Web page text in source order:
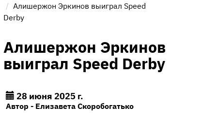
Алишержон Эркинов выиграл Speed
Derby
Алишержон Эркинов
выиграл Speed Derby
28 июня 2025 г.
Автор - Елизавета Скоробогатько